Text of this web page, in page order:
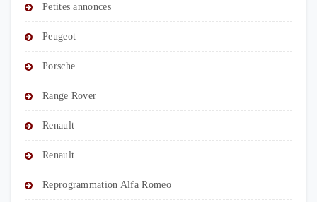
Petites annonces
Peugeot
Porsche
Range Rover
Renault
Renault
Reprogrammation Alfa Romeo